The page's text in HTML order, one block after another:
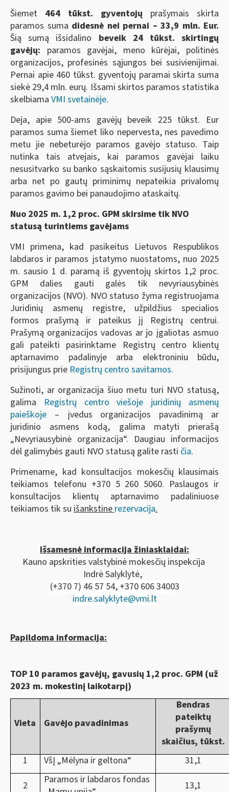
Šiemet 464 tūkst. gyventojų prašymais skirta
paramos suma didesnė nei pernai – 33,9 mln. Eur.
Šią sumą išsidalino beveik 24 tūkst. skirtingų
gavėjų: paramos gavėjai, meno kūrėjai, politinės
organizacijos, profesinės sąjungos bei susivienijimai.
Pernai apie 460 tūkst. gyventojų paramai skirta suma
siekė 29,4 mln. eurų. Išsami skirtos paramos statistika
skelbiama VMI svetainėje.
Deja, apie 500-ams gavėjų beveik 225 tūkst. Eur
paramos suma šiemet liko nepervesta, nes pavedimo
metu jie nebeturėjo paramos gavėjo statuso. Taip
nutinka tais atvejais, kai paramos gavėjai laiku
nesusitvarko su banko sąskaitomis susijusių klausimų
arba net po gautų priminimų nepateikia privalomų
paramos gavimo bei panaudojimo ataskaitų.
Nuo 2025 m. 1,2 proc. GPM skirsime tik NVO
statusą turintiems gavėjams
VMI primena, kad pasikeitus Lietuvos Respublikos
labdaros ir paramos įstatymo nuostatoms, nuo 2025
m. sausio 1 d. paramą iš gyventojų skirtos 1,2 proc.
GPM dalies gauti galės tik nevyriausybinės
organizacijos (NVO). NVO statuso žyma registruojama
Juridinių asmenų registre, užpildžius specialios
formos prašymą ir pateikus jį Registrų centrui.
Prašymą organizacijos vadovas ar jo įgaliotas asmuo
gali pateikti pasirinktame Registrų centro klientų
aptarnavimo padalinyje arba elektroniniu būdu,
prisijungus prie Registrų centro savitarnos.
Sužinoti, ar organizacija šiuo metu turi NVO statusą,
galima Registrų centro viešoje juridinių asmenų
paieškoje – įvedus organizacijos pavadinimą ar
juridinio asmens kodą, galima matyti prierašą
„Nevyriausybinė organizacija“. Daugiau informacijos
dėl galimybės gauti NVO statusą galite rasti čia.
Primename, kad konsultacijos mokesčių klausimais
teikiamos telefonu +370 5 260 5060. Paslaugos ir
konsultacijos klientų aptarnavimo padaliniuose
teikiamos tik su išankstinerezervacija.
Išsamesnė informacija žiniasklaidai:
Kauno apskrities valstybinė mokesčių inspekcija
Indrė Salyklytė,
(+370 7) 46 57 54, +370 606 34003
indre.salyklyte@vmi.lt
Papildoma informacija:
TOP 10 paramos gavėjų, gavusių 1,2 proc. GPM (už
2023 m. mokestinį laikotarpį)
Vieta Gavėjo pavadinimas
Bendras
pateiktų
prašymų
skaičius, tūkst.
1
VšĮ „Mėlyna ir geltona“
31,1
2
Paramos ir labdaros fondas
13,1